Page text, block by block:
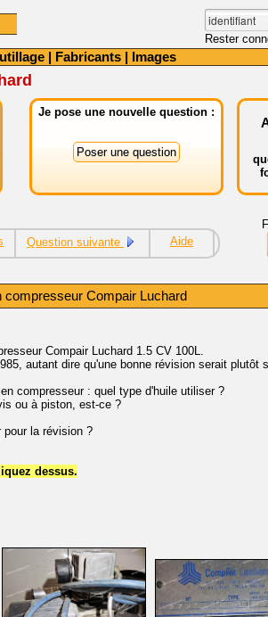
Rester
| Fabricants | Images
Je pose une nouvelle question :
Question suivante Aide
compresseur Compair Luchard
Compair Luchard 1.5 CV 100L.
autant dire qu'une bonne révision serait plutôt
compresseur : quel type d'huile utiliser ?
ou à piston, est-ce ?
pour la révision ?
dessus.